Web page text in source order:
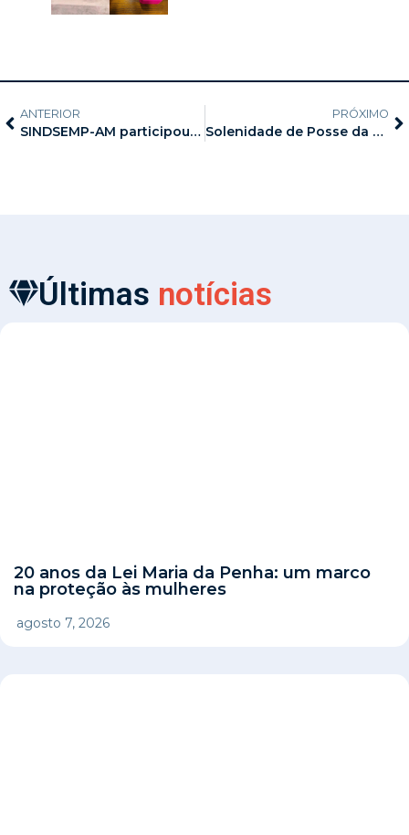
ANTERIOR
SINDSEMP-AM participou do evento “ Os desafios do Protagonismo Feminino no Serviço Público”
PRÓXIMO
Solenidade de Posse da Diretoria, Conselhos Fiscal e Consultivo da Associação Amazonense do Ministério Público-AAMP
Últimas notícias
20 anos da Lei Maria da Penha: um marco
na proteção às mulheres
agosto 7, 2026